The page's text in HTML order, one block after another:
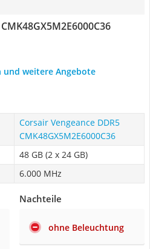
und weitere Angebote
Corsair Vengeance DDR5
CMK48GX5M2E6000C36
48 GB (2 x 24 GB)
6.000 MHz
Nachteile
ohne Beleuchtung